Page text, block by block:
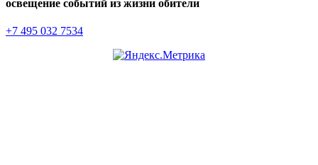
освещение событий из жизни обители
+7 495 032 7534